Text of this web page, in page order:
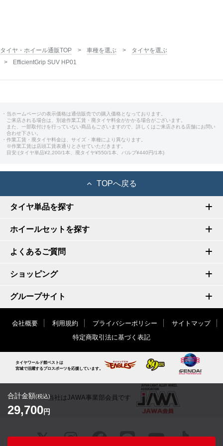
合計金額(税込)
29,700円
タイヤ・ホイール通販TOP 車種を選ぶ
タイヤを選ぶ
EfficientGrip SUV HP01
・当ホームページの表示価格は通信販売での購入価格となっております。
ご来店される場合は、別途作業工賃・廃タイヤ料金がかかる場合がございます。
また、一部取付けを行っていない商品もございますので、詳しくはご来店される店舗にお問い
合わせ下さい。
・作業工賃・廃タイヤ料金は、サイズ・車種により異なります。
※作業工賃は店頭工賃表通りとさせていただきます。
目安:(タイヤ単品¥2,200/1本、廃タイヤ¥550/1本、バルブ¥440円/1本)
TOPへ戻る
タイヤ単品を探す
ホイールセットを探す
よくあるご質問
ショッピング
グループサイト
会社概要 利用規約 プライバシーポリシー
サイトマップ
特定商取引法に基づく表記
タイヤワールド館ベストは
宮城で活躍するプロスポーツを応援しています。
当社はJAWA事業部会員です